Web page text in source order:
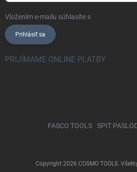
Vložením e-mailu súhlasíte s
Prihlásiť sa
PRIJÍMAME ONLINE PLATBY
FASCO TOOLS SPIT
Copyright 2026 COSMO TOOLS.